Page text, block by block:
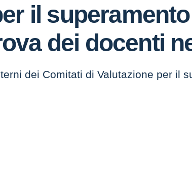
il
dei docenti
dei Comitati di Valutazione per il